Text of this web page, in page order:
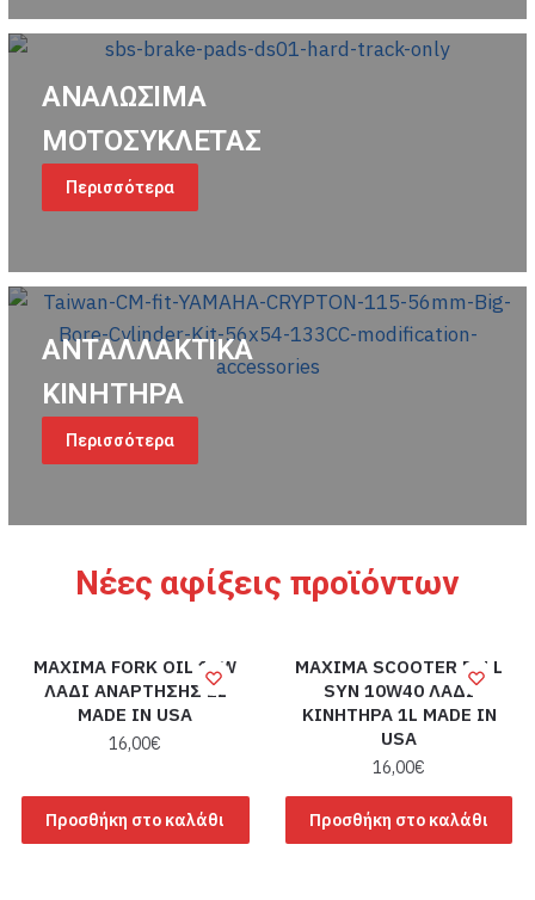
ΑΝΑΛΩΣΙΜΑ
ΜΟΤΟΣΥΚΛΕΤΑΣ
Περισσότερα
ΑΝΤΑΛΛΑΚΤΙΚΑ
ΚΙΝΗΤΗΡΑ
Περισσότερα
Νέες αφίξεις προϊόντων
MAXIMA FORK OIL 10W
ΛΑΔΙ ΑΝΑΡΤΗΣΗΣ 1L
MADE IN USA
16,00€
Προσθήκη στο καλάθι
MAXIMA SCOOTER FULL
SYN 10W40 ΛΑΔΙ
ΚΙΝΗΤΗΡΑ 1L MADE IN
USA
16,00€
Προσθήκη στο καλάθι